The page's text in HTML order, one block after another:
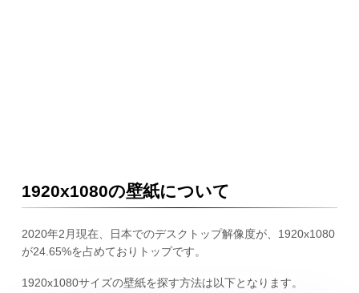
1920x1080の壁紙について
2020年2月現在、日本でのデスクトップ解像度が、1920x1080
が24.65%を占めておりトップです。
1920x1080サイズの壁紙を探す方法は以下となります。